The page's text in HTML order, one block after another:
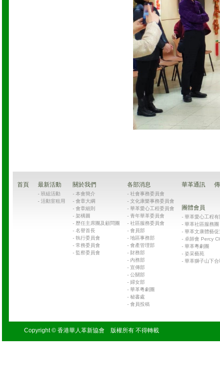
首頁 最新活動
- 班組活動
- 活動室租用
關於我們
- 本會簡介
- 會章大綱
- 會章細則
- 架構圖
- 歷任主席團及顧問團
- 名譽首長
- 執行委員會
- 常務委員會
- 監察委員會
各部消息
- 社會事務委員會
- 文化康樂事務委員會
- 華革愛心工程委員會
- 青年華革委員會
- 社區服務委員會
- 會員部
- 地區事務部
- 會產管理部
- 財務部
- 內務部
- 宣傳部
- 公關部
- 婦女部
- 華革粵劇團
- 秘書處
- 會員投稿
華革通訊
團體會員
- 華革愛心工程
- 華革社區服務
- 華革文康體藝促
- 卓師會 Percy
- 華革粵劇團
- 姿采藝苑
- 華革獅子山下
Copyright © 香港華人革新協會 版權所有 不得轉載